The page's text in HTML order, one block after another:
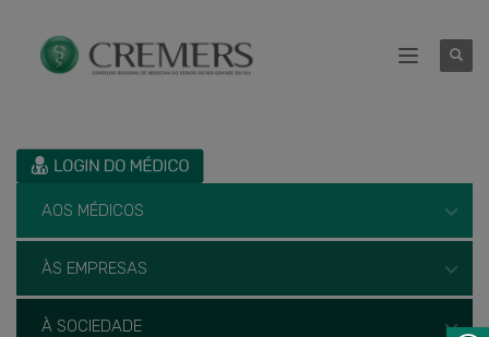
AOS MÉDICOS
ÀS EMPRESAS
À SOCIEDADE